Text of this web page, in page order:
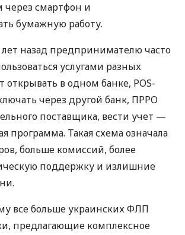
через смартфон и
бумажную работу.
назад предпринимателю часто
услугами разных
открывать в одном банке, POS-
через другой банк, ПРРО
поставщика, вести учет —
программа. Такая схема означала
больше комиссий, более
поддержку и излишние
все больше украинских ФЛП
предлагающие комплексное